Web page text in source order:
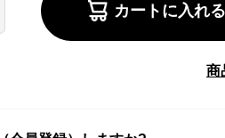
カートに入れる
商